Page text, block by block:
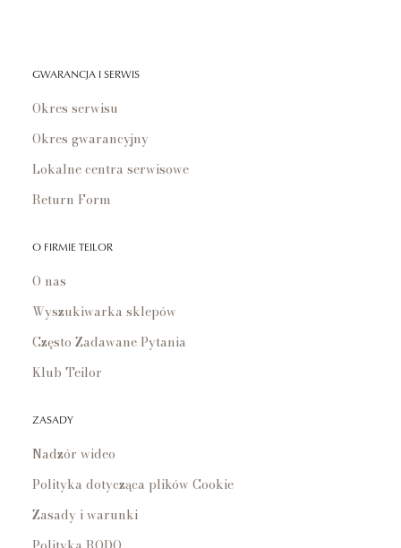
GWARANCJA I SERWIS
Okres serwisu
Okres gwarancyjny
Lokalne centra serwisowe
Return Form
O FIRMIE TEILOR
O nas
Wyszukiwarka sklepów
Często Zadawane Pytania
Klub Teilor
ZASADY
Nadzór wideo
Polityka dotycząca plików Cookie
Zasady i warunki